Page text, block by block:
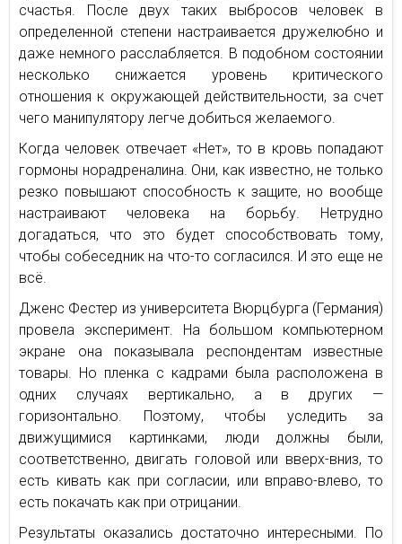
счастья. После двух таких выбросов человек в
определенной степени настраивается дружелюбно и
даже немного расслабляется. В подобном состоянии
несколько снижается уровень критического
отношения к окружающей действительности, за счет
чего манипулятору легче добиться желаемого.
Когда человек отвечает «Нет», то в кровь попадают
гормоны норадреналина. Они, как известно, не только
резко повышают способность к защите, но вообще
настраивают человека на борьбу. Нетрудно
догадаться, что это будет способствовать тому,
чтобы собеседник на что-то согласился. И это еще не
всё.
Дженс Фестер из университета Вюрцбурга (Германия)
провела эксперимент. На большом компьютерном
экране она показывала респондентам известные
товары. Но пленка с кадрами была расположена в
одних случаях вертикально, а в других —
горизонтально. Поэтому, чтобы уследить за
движущимися картинками, люди должны были,
соответственно, двигать головой или вверх-вниз, то
есть кивать как при согласии, или вправо-влево, то
есть покачать как при отрицании.
Результаты оказались достаточно интересными. По